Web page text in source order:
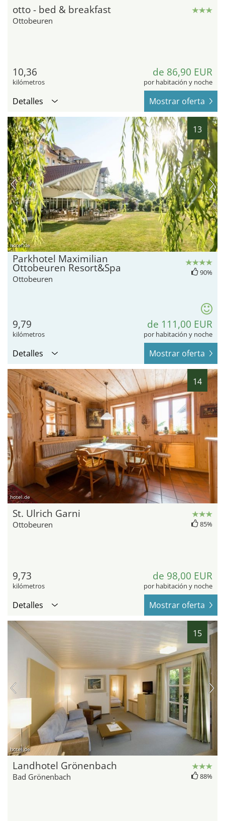
otto - bed & breakfast
Ottobeuren
10,36
kilómetros
de 86,90 EUR
por habitación y noche
Detalles Mostrar oferta
13
hotel.de
Parkhotel Maximilian
Ottobeuren Resort&Spa
Ottobeuren
90%
9,79
kilómetros
de 111,00 EUR
por habitación y noche
Detalles Mostrar oferta
14
hotel.de
St. Ulrich Garni
Ottobeuren 85%
9,73
kilómetros
de 98,00 EUR
por habitación y noche
Detalles Mostrar oferta
15
hotel.de
Landhotel Grönenbach
Bad Grönenbach 88%